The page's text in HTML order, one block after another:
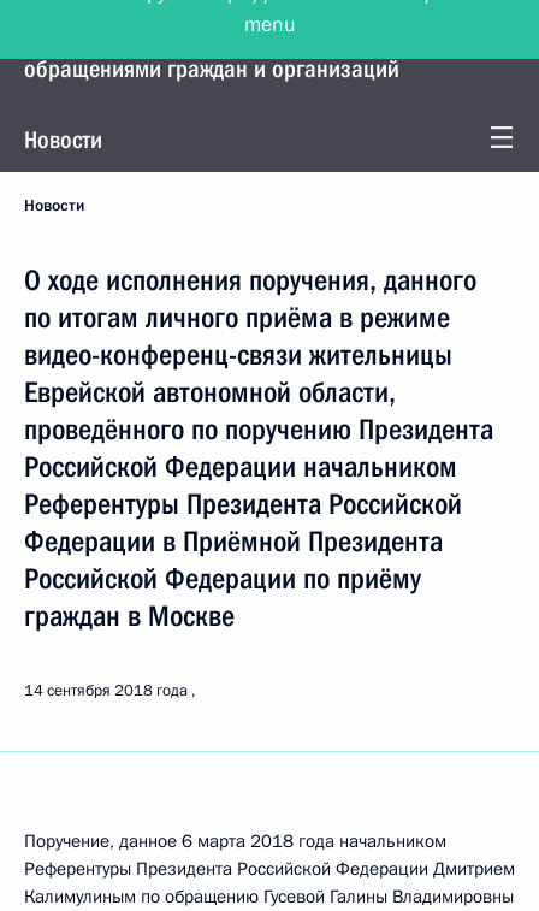
Управление Президента по работе с
обращениями граждан и организаций
Новости
Новости
О ходе исполнения поручения, данного
по итогам личного приёма в режиме
видео-конференц-связи жительницы
Еврейской автономной области,
проведённого по поручению Президента
Российской Федерации начальником
Референтуры Президента Российской
Федерации в Приёмной Президента
Российской Федерации по приёму
граждан в Москве
14 сентября 2018 года
Поручение, данное 6 марта 2018 года начальником
Референтуры Президента Российской Федерации Дмитрием
Калимулиным по обращению Гусевой Галины Владимировны
menu